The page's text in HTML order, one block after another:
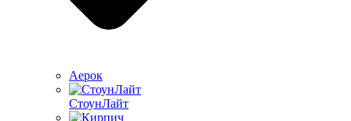
Аерок
СтоунЛайт